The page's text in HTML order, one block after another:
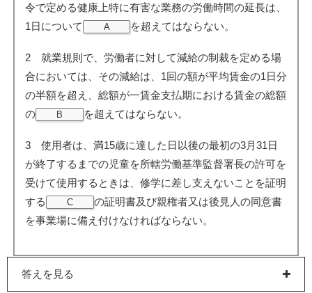
令で定める健康上特に有害な業務の労働時間の延長は、
1日について
A を超えてはならない。
2 就業規則で、労働者に対して減給の制裁を定める場
合においては、その減給は、1回の額が平均賃金の1日分
の半額を超え、総額が一賃金支払期における賃金の総額
の
B を超えてはならない。
3 使用者は、満15歳に達した日以後の最初の3月31日
が終了するまでの児童を所轄労働基準監督署長の許可を
受けて使用するときは、修学に差し支えないことを証明
する
C
の証明書及び親権者又は後見人の同意書
を事業場に備え付けなければならない。
答えを見る